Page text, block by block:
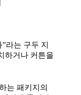
라는 구두 지
하거나 커튼을
는 패키지의